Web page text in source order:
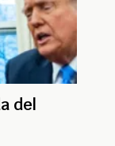
del